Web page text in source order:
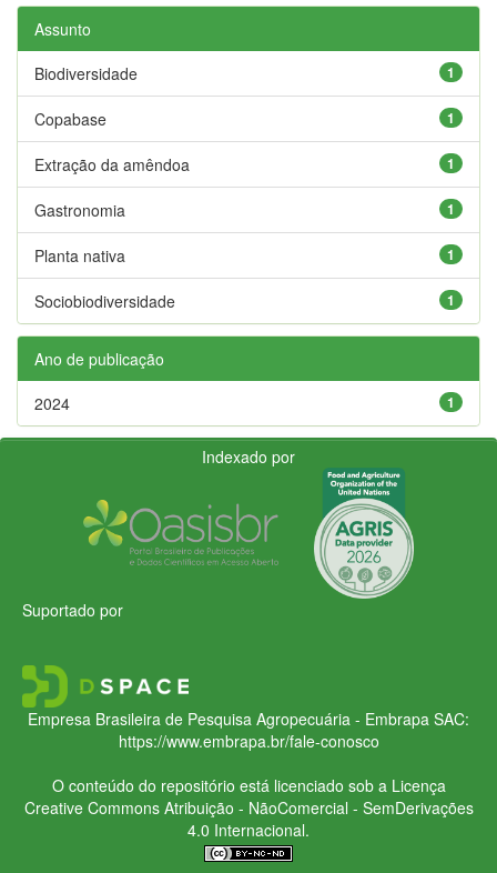
Assunto
1
Biodiversidade
1
Copabase
1
Extração da amêndoa
1
Gastronomia
1
Planta nativa
1
Sociobiodiversidade
Ano de publicação
1
2024
Indexado por
Suportado por
Empresa Brasileira de Pesquisa Agropecuária - Embrapa SAC:
https://www.embrapa.br/fale-conosco
O conteúdo do repositório está licenciado sob a Licença
Creative CommonsAtribuição - NãoComercial - SemDerivações
4.0 Internacional.